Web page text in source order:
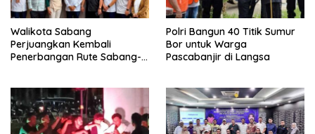
Walikota Sabang
Perjuangkan Kembali
Penerbangan Rute Sabang-
Polri Bangun 40 Titik Sumur
Bor untuk Warga
Pascabanjir di Langsa